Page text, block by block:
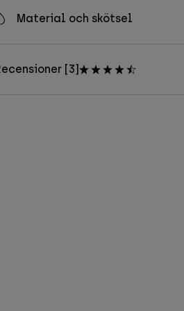
Material och skötsel
[3]